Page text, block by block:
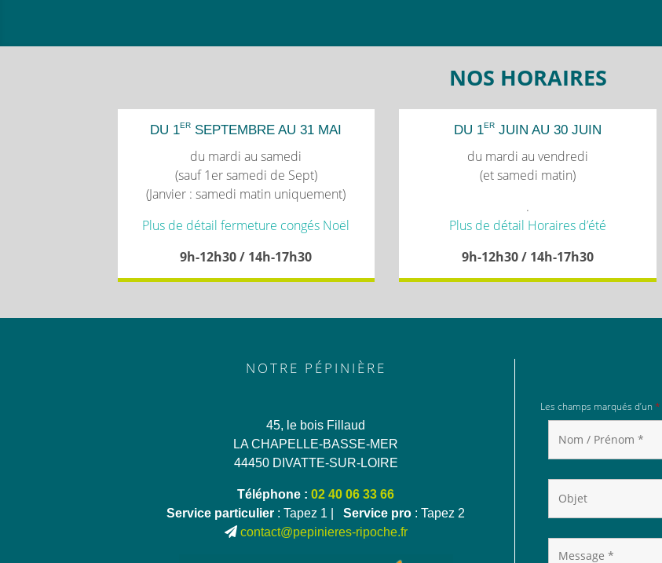
NOS HORAIRES
DU 1ER SEPTEMBRE AU 31 MAI
du mardi au samedi
(sauf 1er samedi de Sept)
(Janvier : samedi matin uniquement)
Plus de détail fermeture congés Noël
9h-12h30 / 14h-17h30
DU 1ERJUIN AU 30 JUIN
du mardi au vendredi
(et samedi matin)
.
Plus de détail Horaires d’été
9h-12h30 / 14h-17h30
NOTRE PÉPINIÈRE
45, le bois Fillaud
LA CHAPELLE-BASSE-MER
44450 DIVATTE-SUR-LOIRE
Téléphone :02 40 06 33 66
Service particulier : Tapez 1 | Service pro : Tapez 2
contact@pepinieres-ripoche.fr
Les champs marqués d’un *